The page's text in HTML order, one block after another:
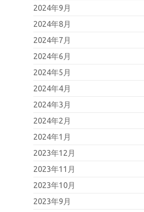
2024年9月
2024年8月
2024年7月
2024年6月
2024年5月
2024年4月
2024年3月
2024年2月
2024年1月
2023年12月
2023年11月
2023年10月
2023年9月